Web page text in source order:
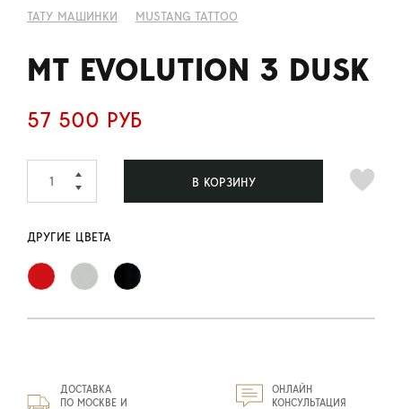
ТАТУ МАШИНКИ MUSTANG TATTOO
MT EVOLUTION 3 DUSK
57 500 РУБ
В КОРЗИНУ
ДРУГИЕ ЦВЕТА
ДОСТАВКА
ПО МОСКВЕ И
ОНЛАЙН
КОНСУЛЬТАЦИЯ